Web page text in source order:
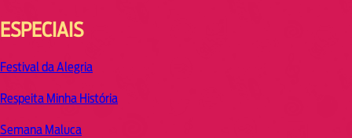
ESPECIAIS
Festival da Alegria
Respeita Minha História
Semana Maluca